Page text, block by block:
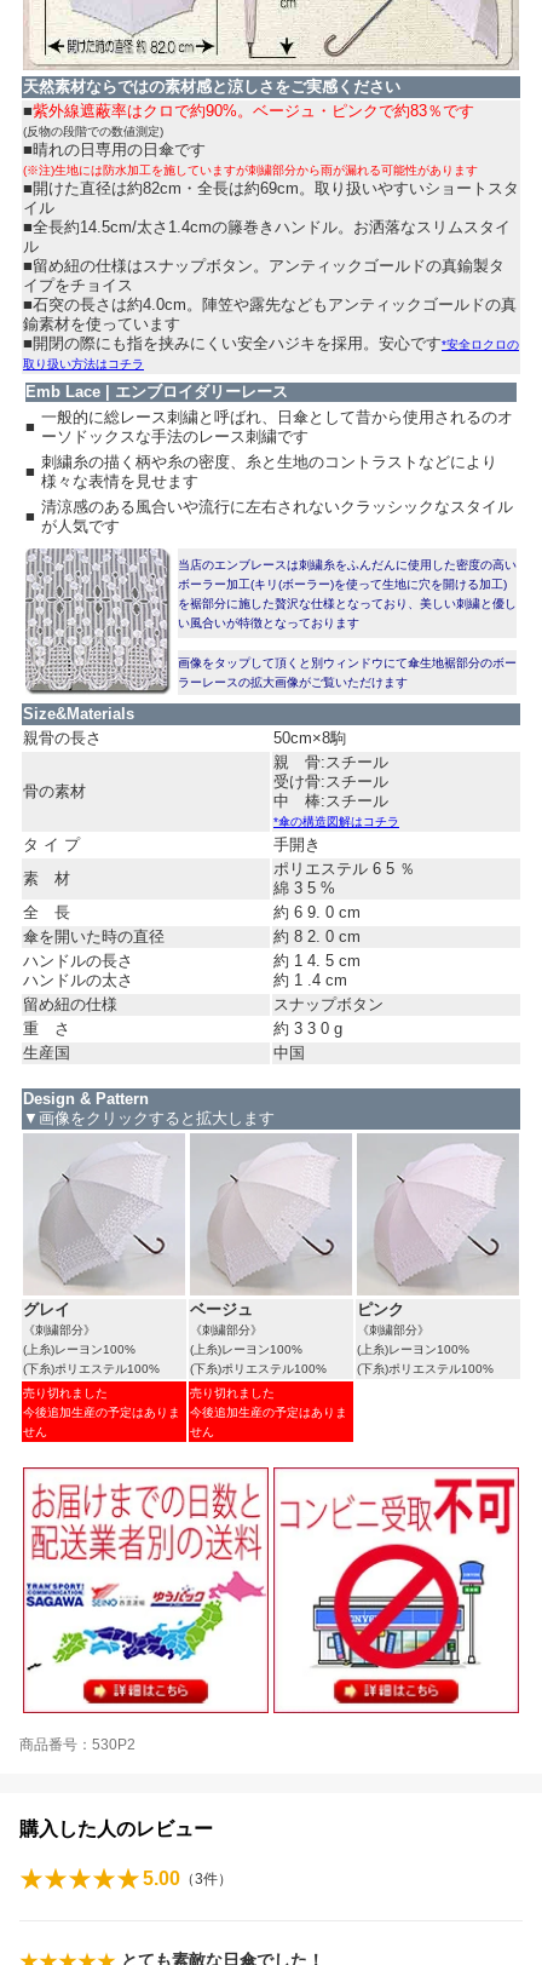
天然素材ならではの素材感と涼しさをご実感ください
■紫外線遮蔽率はクロで約90%。ベージュ・ピンクで約83％です
(反物の段階での数値測定)
■晴れの日専用の日傘です
(※注)生地には防水加工を施していますが刺繍部分から雨が漏れる可能性があります
■開けた直径は約82cm・全長は約69cm。取り扱いやすいショートスタ
イル
■全長約14.5cm/太さ1.4cmの籐巻きハンドル。お洒落なスリムスタイ
ル
■留め紐の仕様はスナップボタン。アンティックゴールドの真鍮製タ
イプをチョイス
■石突の長さは約4.0cm。陣笠や露先などもアンティックゴールドの真
鍮素材を使っています
■開閉の際にも指を挟みにくい安全ハジキを採用。安心です*安全ロクロの
取り扱い方法はコチラ
Emb Lace | エンブロイダリーレース
■
一般的に総レース刺繍と呼ばれ、日傘として昔から使用されるのオ
ーソドックスな手法のレース刺繍です
■
刺繍糸の描く柄や糸の密度、糸と生地のコントラストなどにより
様々な表情を見せます
■
清涼感のある風合いや流行に左右されないクラッシックなスタイル
が人気です
当店のエンブレースは刺繍糸をふんだんに使用した密度の高い
ボーラー加工(キリ(ボーラー)を使って生地に穴を開ける加工)
を裾部分に施した贅沢な仕様となっており、美しい刺繍と優し
い風合いが特徴となっております
画像をタップして頂くと別ウィンドウにて傘生地裾部分のボー
ラーレースの拡大画像がご覧いただけます
Size&Materials
親骨の長さ
50cm×8駒
骨の素材
親 骨:スチール
受け骨:スチール
中 棒:スチール
*傘の構造図解はコチラ
タ イ プ
手開き
素 材
ポリエステル 6 5 ％
綿 3 5 %
全 長
約 6 9. 0 cm
傘を開いた時の直径
約 8 2. 0 cm
ハンドルの長さ
ハンドルの太さ
約 1 4. 5 cm
約 1 .4 cm
留め紐の仕様
スナップボタン
重 さ
約 3 3 0 g
生産国
中国
Design & Pattern
▼画像をクリックすると拡大します
グレイ
《刺繍部分》
(上糸)レーヨン100%
(下糸)ポリエステル100%
ベージュ
《刺繍部分》
(上糸)レーヨン100%
(下糸)ポリエステル100%
ピンク
《刺繍部分》
(上糸)レーヨン100%
(下糸)ポリエステル100%
売り切れました
今後追加生産の予定はありま
せん
売り切れました
今後追加生産の予定はありま
せん
商品番号：530P2
購入した人のレビュー
5.00 （3件）
とても素敵な日傘でした！